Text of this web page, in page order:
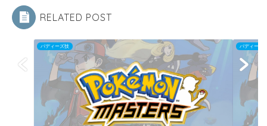
RELATED POST
バディーズ技 バディーズ